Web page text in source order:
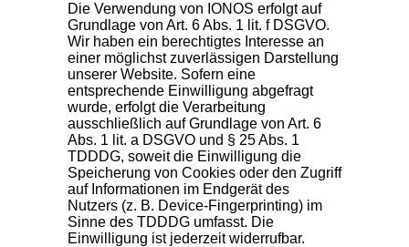
Die Verwendung von IONOS erfolgt auf
Grundlage von Art. 6 Abs. 1 lit. f DSGVO.
Wir haben ein berechtigtes Interesse an
einer möglichst zuverlässigen Darstellung
unserer Website. Sofern eine
entsprechende Einwilligung abgefragt
wurde, erfolgt die Verarbeitung
ausschließlich auf Grundlage von Art. 6
Abs. 1 lit. a DSGVO und § 25 Abs. 1
TDDDG, soweit die Einwilligung die
Speicherung von Cookies oder den Zugriff
auf Informationen im Endgerät des
Nutzers (z. B. Device-Fingerprinting) im
Sinne des TDDDG umfasst. Die
Einwilligung ist jederzeit widerrufbar.